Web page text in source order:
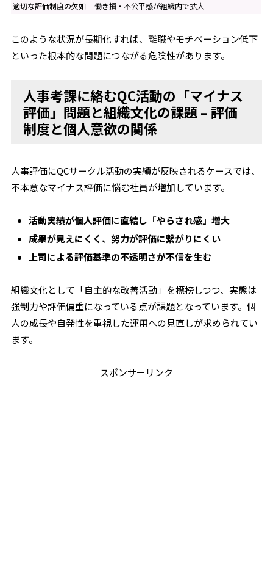
適切な評価制度の欠如
働き損・不公平感が組織内で拡大
このような状況が長期化すれば、離職やモチベーション低下
といった根本的な問題につながる危険性があります。
人事考課に絡むQC活動の「マイナス
評価」問題と組織文化の課題 – 評価
制度と個人意欲の関係
人事評価にQCサークル活動の実績が反映されるケースでは、
不本意なマイナス評価に悩む社員が増加しています。
活動実績が個人評価に直結し「やらされ感」増大
成果が見えにくく、努力が評価に繋がりにくい
上司による評価基準の不透明さが不信を生む
組織文化として「自主的な改善活動」を標榜しつつ、実態は
強制力や評価偏重になっている点が課題となっています。個
人の成長や自発性を重視した運用への見直しが求められてい
ます。
スポンサーリンク